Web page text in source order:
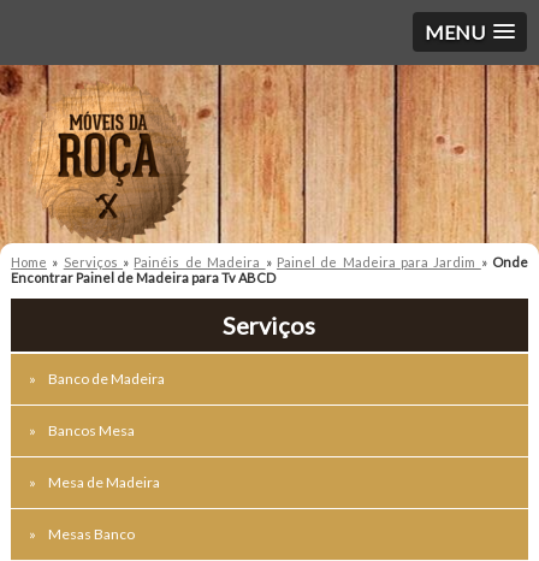
MENU
Home » Serviços » Painéis de Madeira » Painel de Madeira para Jardim » Onde
Encontrar Painel de Madeira para Tv ABCD
Serviços
Banco de Madeira
Bancos Mesa
Mesa de Madeira
Mesas Banco